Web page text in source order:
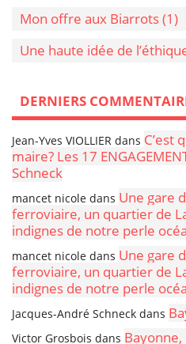
Mon offre aux Biarrots (1)
Une haute idée de
DERNIERS
Jean-Yves VIOLLIER dans C’est
maire? Les 17
Schneck
mancet nicole dans Une gare
ferroviaire, un quartier de
indignes de notre perle
mancet nicole dans Une gare
ferroviaire, un quartier de
indignes de notre perle
Jacques-André Schneck dans
Victor Grosbois dans Bayonne,